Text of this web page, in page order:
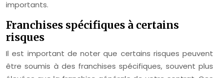
importants.
Franchises spécifiques à certains
risques
Il est important de noter que certains risques peuvent
être soumis à des franchises spécifiques, souvent plus